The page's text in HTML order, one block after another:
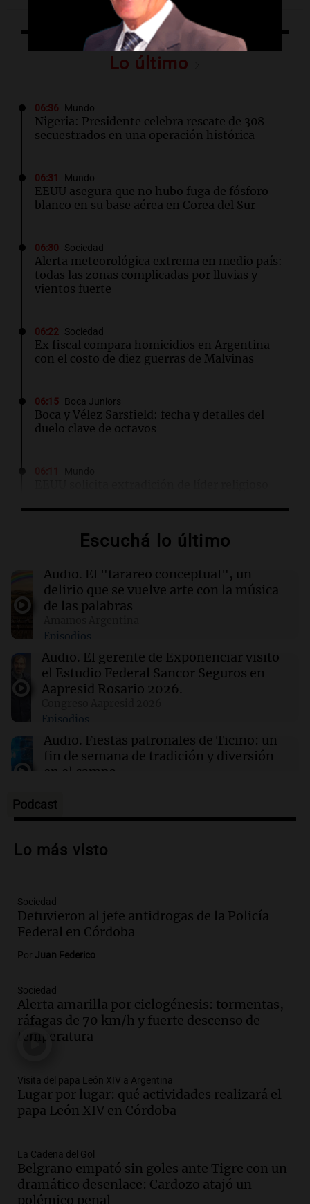
Lo último
06:36 Mundo
Nigeria: Presidente celebra rescate de 308
secuestrados en una operación histórica
06:31 Mundo
EEUU asegura que no hubo fuga de fósforo
blanco en su base aérea en Corea del Sur
06:30 Sociedad
Alerta meteorológica extrema en medio país:
todas las zonas complicadas por lluvias y
vientos fuerte
06:22 Sociedad
Ex fiscal compara homicidios en Argentina
con el costo de diez guerras de Malvinas
06:15 Boca Juniors
Boca y Vélez Sarsfield: fecha y detalles del
duelo clave de octavos
Mundo
epicentro del brote de ébola en Congo por
salarios impagos
Acuerdo entre Irán y Omán, bajas israelíes en
Líbano y otros eventos en Oriente Medio
06:03 Tecnología
de visas de OpenAI para empleados
extranjeros
Escuchá lo último
Audio. El "tarareo conceptual", un
delirio que se vuelve arte con la música
de las palabras
Episodios
Audio. El gerente de Exponenciar visitó
el Estudio Federal Sancor Seguros en
Aapresid Rosario 2026.
Episodios
Audio. Fiestas patronales de Ticino: un
fin de semana de tradición y diversión
en el campo
Episodios
Audio.Preparativos para la feria en La
de apertura
Audio.
lluvias, senadores manifiestan
oposición a ley de tierras
Panorama Federal
Audio.
centro de esquí Penitentes Park tras
siete años de cierre por falta de nieve
Panorama Federal
Audio.Madres en Rosario piden por la
ley Joaquín.
Viva la Radio Rosario
Audio. Juan Pedro Colombo, rematador
de hacienda: “Las tecnologías no
reemplazan el contacto con la gente”
Podcast
Lo más visto
Sociedad
Detuvieron al jefe antidrogas de la Policía
Federal en Córdoba
Por Juan Federico
Sociedad
Alerta amarilla por ciclogénesis: tormentas,
ráfagas de 70 km/h y fuerte descenso de
temperatura
Visita del papa León XIV a Argentina
Lugar por lugar: qué actividades realizará el
papa León XIV en Córdoba
La Cadena del Gol
Belgrano empató sin goles ante Tigre con un
dramático desenlace: Cardozo atajó un
polémico penal